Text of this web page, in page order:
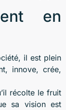
en
il est plein
innove, crée,
récolte le fruit
sa vision est